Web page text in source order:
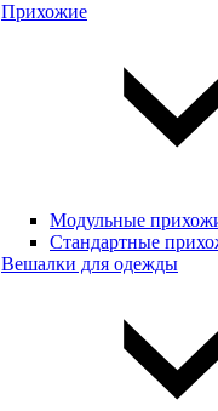
Прихожие
Модульные
Стандартные
Вешалки для одежды